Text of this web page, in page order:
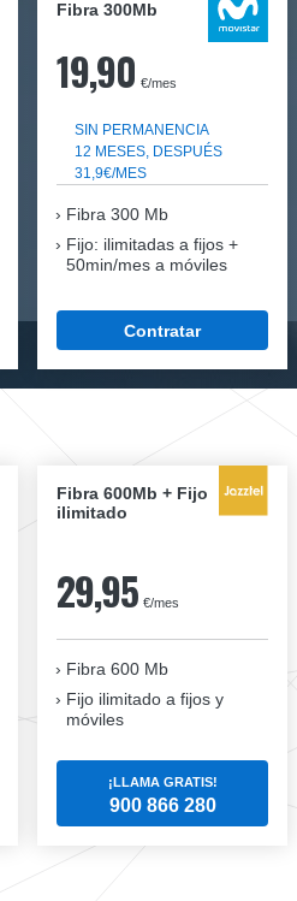
Fibra 300Mb
19,90 €/mes
SIN PERMANENCIA
12 MESES, DESPUÉS
31,9€/MES
Fibra 300 Mb
Fijo: ilimitadas a fijos +
50min/mes a móviles
Contratar
Fibra 600Mb + Fijo
ilimitado
29,95 €/mes
Fibra 600 Mb
Fijo ilimitado a fijos y
móviles
¡LLAMA GRATIS!
900 866 280